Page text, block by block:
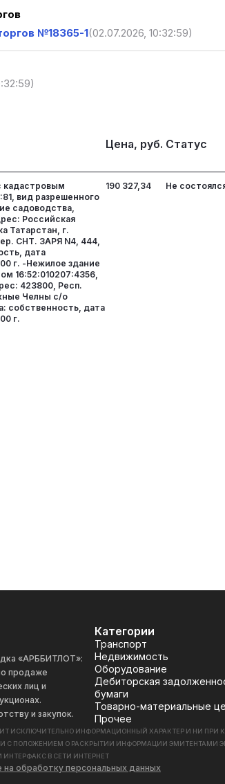
№18365-1(02.07.2026, 10:32:59)
Цена, руб. Статус
кадастровым
вид разрешенного
садоводства,
Российская
Татарстан, г.
СНТ. ЗАРЯ N4, 444,
дата
г. -Нежилое здание
16:52:010207:4356,
423800, Респ.
Челны с/о
собственность, дата
г.
190 327,34 Не
«АРББИТЛОТ»:
продаже
лиц и
и закупок.
Категории
Транспорт
Недвижимость
Оборудование
Дебиторская
бумаги
Товарно-материальные
Прочее
ИСКЛЮЧИТЕЛЬНО ИНФОРМАЦИОННЫЙ ХАРАКТЕР И НИ ПРИ
С ПОЛОЖЕНИЕМ О РАСКРЫТИИ ИНФОРМАЦИИ ЭМИТЕНТАМИ
В СЕТИ ИНТЕРНЕТ
на обработку персональных данных